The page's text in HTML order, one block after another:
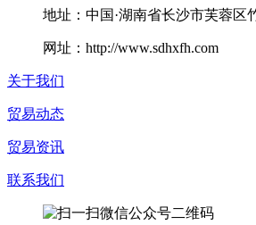
地址：中国·湖南省长沙市芙蓉区
网址：http://www.sdhxfh.com
关于我们
贸易动态
贸易资讯
联系我们